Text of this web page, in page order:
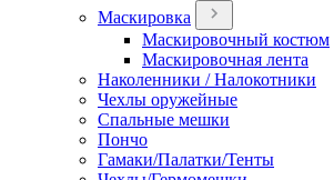
Маскировка
Маскировочный костюм
Маскировочная лента
Наколенники / Налокотники
Чехлы оружейные
Спальные мешки
Пончо
Гамаки/Палатки/Тенты